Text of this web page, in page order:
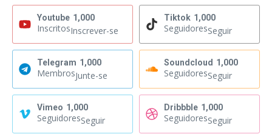
Youtube 1,000
InscritosInscrever-se
Tiktok 1,000
SeguidoresSeguir
Telegram 1,000
MembrosJunte-se
Soundcloud 1,000
SeguidoresSeguir
Vimeo 1,000
SeguidoresSeguir
Dribbble 1,000
SeguidoresSeguir